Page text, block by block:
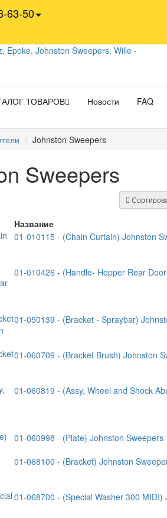
63-50
ТОВАРОВ Новости FAQ
Johnston Sweepers
Sweepers
Название
01-010115 - (Chain Curtain) Johnston
01-010426 - (Handle- Hopper Rear
01-050139 - (Bracket - Spraybar)
01-060709 - (Bracket Brush) Johnston
01-060819 - (Assy, Wheel and Shock
01-060998 - (Plate) Johnston Sweepers
01-068100 - (Bracket) Johnston
01-068700 - (Special Washer 300 MIDI)